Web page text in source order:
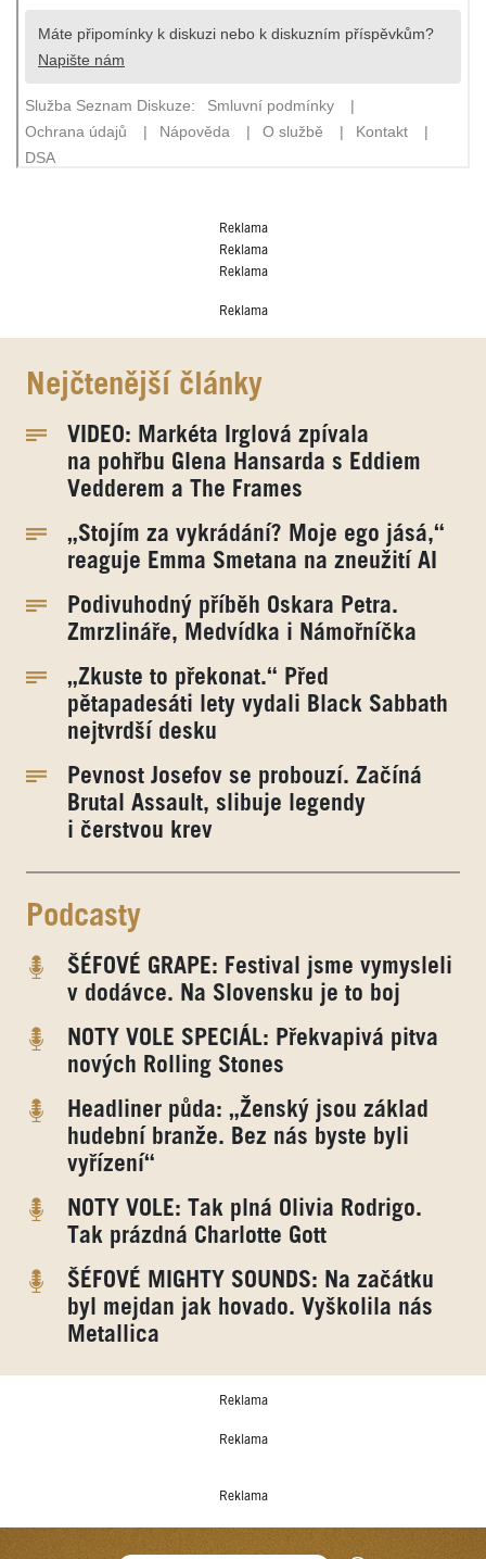
Reklama
Reklama
Reklama
Reklama
Nejčtenější články
VIDEO: Markéta Irglová zpívala
na pohřbu Glena Hansarda s Eddiem
Vedderem a The Frames
„Stojím za vykrádání? Moje ego jásá,“
reaguje Emma Smetana na zneužití AI
Podivuhodný příběh Oskara Petra.
Zmrzlináře, Medvídka i Námořníčka
„Zkuste to překonat.“ Před
pětapadesáti lety vydali Black Sabbath
nejtvrdší desku
Pevnost Josefov se probouzí. Začíná
Brutal Assault, slibuje legendy
i čerstvou krev
Podcasty
ŠÉFOVÉ GRAPE: Festival jsme vymysleli
v dodávce. Na Slovensku je to boj
NOTY VOLE SPECIÁL: Překvapivá pitva
nových Rolling Stones
Headliner půda: „Ženský jsou základ
hudební branže. Bez nás byste byli
vyřízení“
NOTY VOLE: Tak plná Olivia Rodrigo.
Tak prázdná Charlotte Gott
ŠÉFOVÉ MIGHTY SOUNDS: Na začátku
byl mejdan jak hovado. Vyškolila nás
Metallica
Reklama
Reklama
Reklama